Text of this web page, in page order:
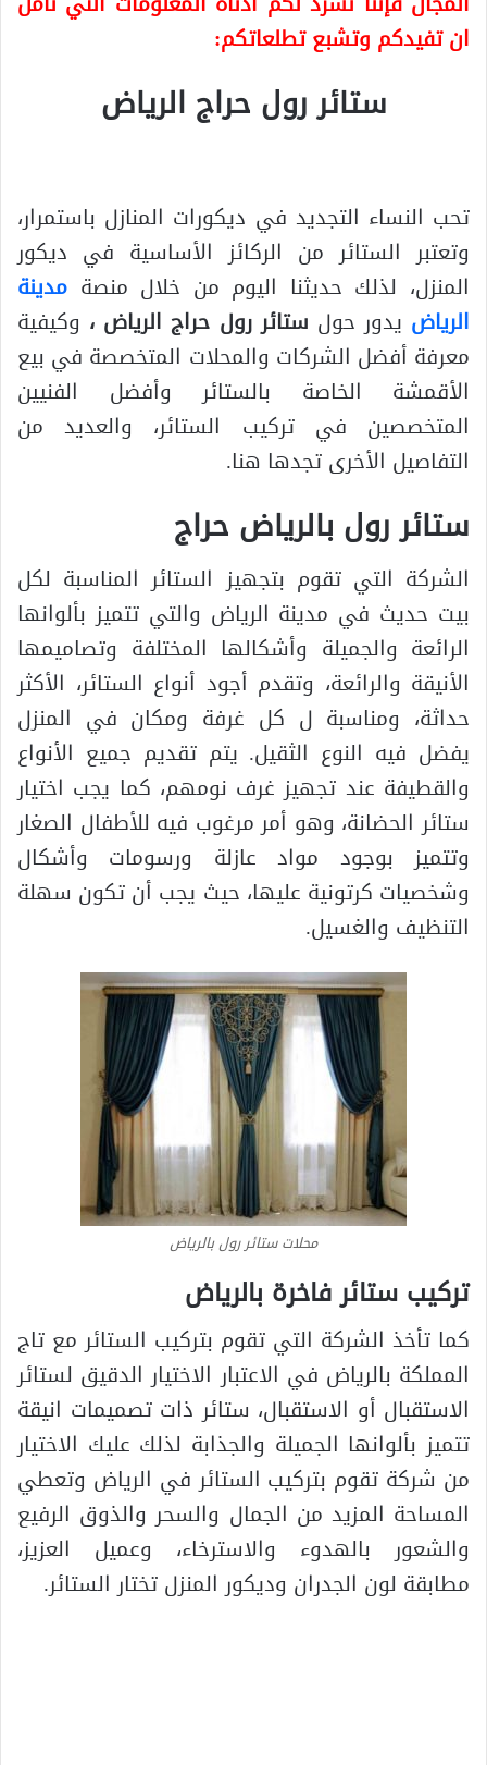
ان تفيدكم وتشبع تطلعاتكم:
ستائر رول حراج الرياض
تحب النساء التجديد في ديكورات المنازل باستمرار،
وتعتبر الستائر من الركائز الأساسية في ديكور
المنزل، لذلك حديثنا اليوم من خلال منصة مدينة
الرياض يدور حول ستائر رول حراج الرياض ، وكيفية
معرفة أفضل الشركات والمحلات المتخصصة في بيع
الأقمشة الخاصة بالستائر وأفضل الفنيين
المتخصصين في تركيب الستائر، والعديد من
التفاصيل الأخرى تجدها هنا.
ستائر رول بالرياض حراج
الشركة التي تقوم بتجهيز الستائر المناسبة لكل
بيت حديث في مدينة الرياض والتي تتميز بألوانها
الرائعة والجميلة وأشكالها المختلفة وتصاميمها
الأنيقة والرائعة، وتقدم أجود أنواع الستائر، الأكثر
حداثة، ومناسبة ل كل غرفة ومكان في المنزل
يفضل فيه النوع الثقيل. يتم تقديم جميع الأنواع
والقطيفة عند تجهيز غرف نومهم، كما يجب اختيار
ستائر الحضانة، وهو أمر مرغوب فيه للأطفال الصغار
وتتميز بوجود مواد عازلة ورسومات وأشكال
وشخصيات كرتونية عليها، حيث يجب أن تكون سهلة
التنظيف والغسيل.
محلات ستائر رول بالرياض
تركيب ستائر فاخرة بالرياض
كما تأخذ الشركة التي تقوم بتركيب الستائر مع تاج
المملكة بالرياض في الاعتبار الاختيار الدقيق لستائر
الاستقبال أو الاستقبال، ستائر ذات تصميمات انيقة
تتميز بألوانها الجميلة والجذابة لذلك عليك الاختيار
من شركة تقوم بتركيب الستائر في الرياض وتعطي
المساحة المزيد من الجمال والسحر والذوق الرفيع
والشعور بالهدوء والاسترخاء، وعميل العزيز،
مطابقة لون الجدران وديكور المنزل تختار الستائر.